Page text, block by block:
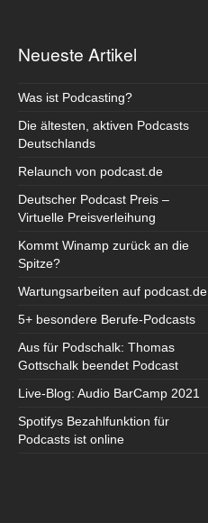
Neueste Artikel
Was ist Podcasting?
Die ältesten, aktiven Podcasts
Deutschlands
Relaunch von podcast.de
Deutscher Podcast Preis –
Virtuelle Preisverleihung
Kommt Winamp zurück an die
Spitze?
Wartungsarbeiten auf podcast.de
5+ besondere Berufe-Podcasts
Aus für Podschalk: Thomas
Gottschalk beendet Podcast
Live-Blog: Audio BarCamp 2021
Spotifys Bezahlfunktion für
Podcasts ist online